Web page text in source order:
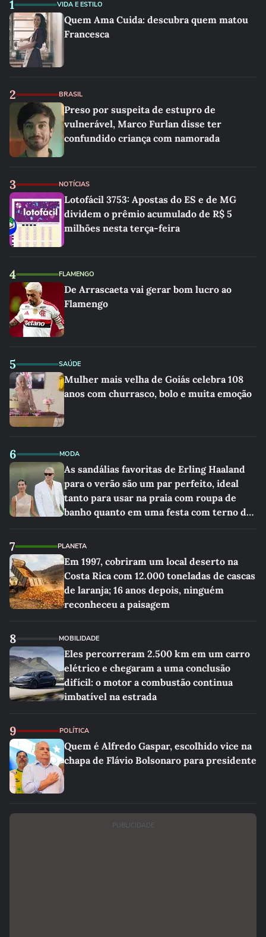
1 VIDA E ESTILO
Quem Ama Cuida: descubra quem matou
Francesca
2 BRASIL
Preso por suspeita de estupro de
vulnerável, Marco Furlan disse ter
confundido criança com namorada
3 NOTÍCIAS
Lotofácil 3753: Apostas do ES e de MG
dividem o prêmio acumulado de R$ 5
milhões nesta terça-feira
4 FLAMENGO
De Arrascaeta vai gerar bom lucro ao
Flamengo
5 SAÚDE
Mulher mais velha de Goiás celebra 108
anos com churrasco, bolo e muita emoção
6 MODA
As sandálias favoritas de Erling Haaland
para o verão são um par perfeito, ideal
tanto para usar na praia com roupa de
banho quanto em uma festa com terno de
7 PLANETA
Em 1997, cobriram um local deserto na
Costa Rica com 12.000 toneladas de cascas
de laranja; 16 anos depois, ninguém
reconheceu a paisagem
8 MOBILIDADE
Eles percorreram 2.500 km em um carro
elétrico e chegaram a uma conclusão
difícil: o motor a combustão continua
imbatível na estrada
9 POLÍTICA
Quem é Alfredo Gaspar, escolhido vice na
chapa de Flávio Bolsonaro para presidente
PUBLICIDADE